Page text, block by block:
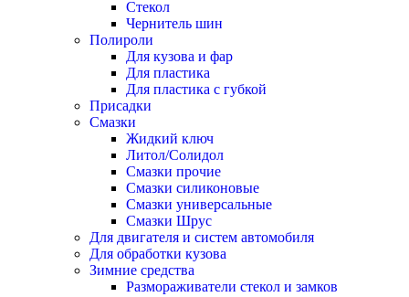
Стекол
Чернитель шин
Полироли
Для кузова и фар
Для пластика
Для пластика с губкой
Присадки
Смазки
Жидкий ключ
Литол/Солидол
Смазки прочие
Смазки силиконовые
Смазки универсальные
Смазки Шрус
Для двигателя и систем автомобиля
Для обработки кузова
Зимние средства
Размораживатели стекол и замков